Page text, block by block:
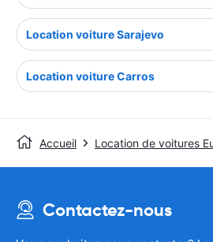
Location voiture Sarajevo
Location voiture Carros
Accueil Location de voitures
Contactez-nous